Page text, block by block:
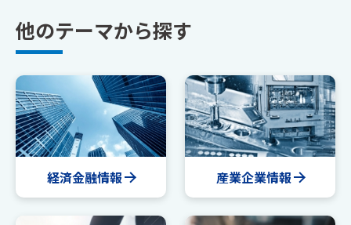
他のテーマから探す
経済金融情報 産業企業情報